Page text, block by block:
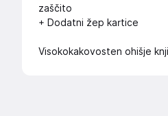
zaščito
+ Dodatni žep kartice
Visokokakovosten ohišje